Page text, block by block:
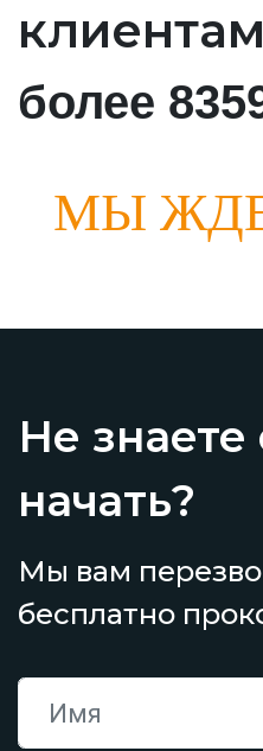
более
МЫ
Не знаете
начать?
Мы вам
бесплатно